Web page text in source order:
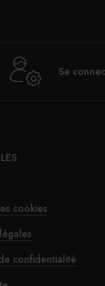
Se
cookies
confidentialité